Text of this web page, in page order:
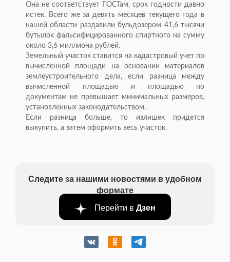
Она не соответствует ГОСТам, срок годности давно
истек. Всего же за девять месяцев текущего года в
нашей области раздавили бульдозером 41,6 тысячи
бутылок фальсифицированного спиртного на сумму
около 3,6 миллиона рублей.
Земельный участок ставится на кадастровый учет по
вычисленной площади на основании материалов
землеустроительного дела, если разница между
вычисленной площадью и площадью по
документам не превышает минимальных размеров,
установленных законодательством.
Если разница больше, то излишек придется
выкупить, а затем оформить весь участок.
Следите за нашими новостями в удобном
формате
Перейти в Дзен